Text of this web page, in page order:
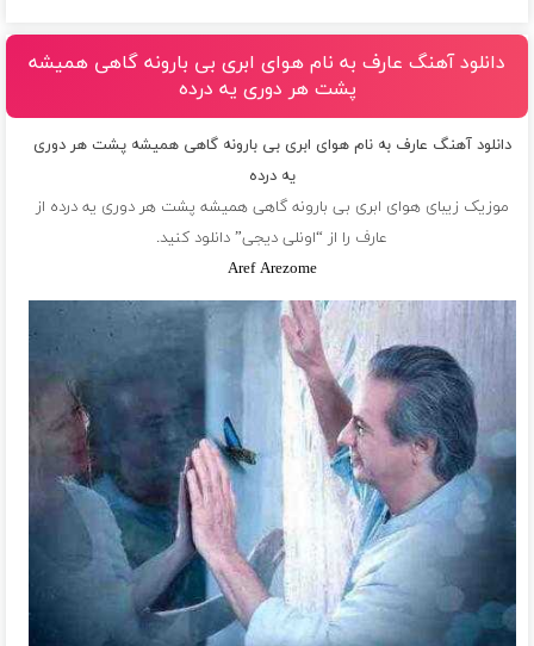
دانلود آهنگ عارف به نام هوای ابری بی بارونه گاهی همیشه
پشت هر دوری یه درده
دانلود آهنگ عارف به نام هوای ابری بی بارونه گاهی همیشه پشت هر دوری
یه درده
موزیک زیبای هوای ابری بی بارونه گاهی همیشه پشت هر دوری یه درده از
عارف را از “اونلی دیجی” دانلود کنید.
Aref Arezome